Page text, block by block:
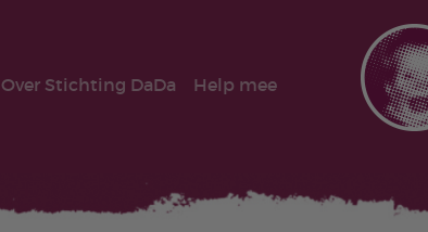
Over Stichting DaDa Help mee